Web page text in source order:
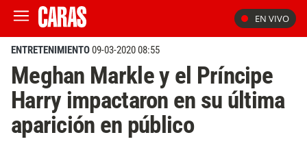
EN VIVO
ENTRETENIMIENTO09-03-2020 08:55
Meghan Markle y el Príncipe
Harry impactaron en su última
aparición en público